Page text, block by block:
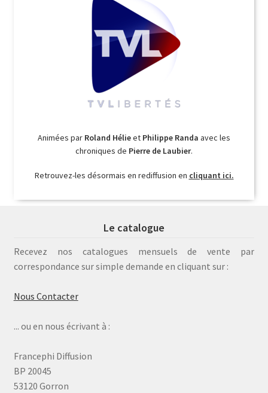
Animées par Roland Hélieet Philippe Randa avec les
chroniques de Pierre de Laubier.
Retrouvez-les désormais en rediffusion en cliquant ici.
Le catalogue
Recevez nos catalogues mensuels de vente par
correspondance sur simple demande en cliquant sur :
Nous Contacter
... ou en nous écrivant à :
Francephi Diffusion
BP 20045
53120 Gorron